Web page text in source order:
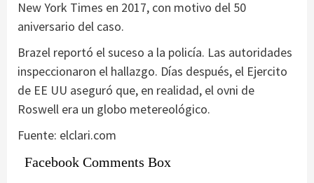
New York Times en 2017, con motivo del 50
aniversario del caso.
Brazel reportó el suceso a la policía. Las autoridades
inspeccionaron el hallazgo. Días después, el Ejercito
de EE UU aseguró que, en realidad, el ovni de
Roswell era un globo metereológico.
Fuente: elclari.com
Facebook Comments Box